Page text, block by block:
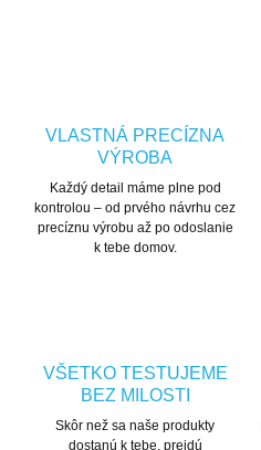
VLASTNÁ PRECÍZNA
VÝROBA
Každý detail máme plne pod
kontrolou – od prvého návrhu cez
precíznu výrobu až po odoslanie
k tebe domov.
VŠETKO TESTUJEME
BEZ MILOSTI
Skôr než sa naše produkty
dostanú k tebe, prejdú